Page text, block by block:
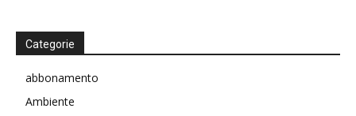
Categorie
abbonamento
Ambiente